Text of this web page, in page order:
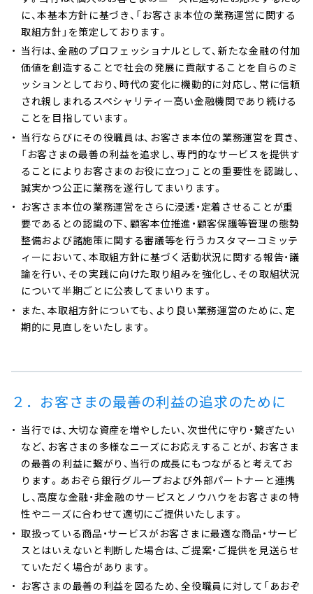
に、本基本方針に基づき、「お客さま本位の業務運営に関する
取組方針」を策定しております。
当行は、金融のプロフェッショナルとして、新たな金融の付加
価値を創造することで社会の発展に貢献することを自らのミ
ッションとしており、時代の変化に機動的に対応し、常に信頼
され親しまれるスペシャリティー高い金融機関であり続ける
ことを目指しています。
当行ならびにその役職員は、お客さま本位の業務運営を貫き､
「お客さまの最善の利益を追求し、専門的なサービスを提供す
ることによりお客さまのお役に立つ」ことの重要性を認識し、
誠実かつ公正に業務を遂行してまいります。
お客さま本位の業務運営をさらに浸透・定着させることが重
要であるとの認識の下、顧客本位推進・顧客保護等管理の態勢
整備および諸施策に関する審議等を行うカスタマーコミッテ
ィーにおいて、本取組方針に基づく活動状況に関する報告・議
論を行い、その実践に向けた取り組みを強化し、その取組状況
について半期ごとに公表してまいります。
また、本取組方針についても、より良い業務運営のために、定
期的に見直しをいたします。
２．お客さまの最善の利益の追求のために
当行では、大切な資産を増やしたい、次世代に守り・繋ぎたい
など、お客さまの多様なニーズにお応えすることが、お客さま
の最善の利益に繋がり、当行の成長にもつながると考えてお
ります。あおぞら銀行グループおよび外部パートナーと連携
し、高度な金融・非金融のサービスとノウハウをお客さまの特
性やニーズに合わせて適切にご提供いたします。
取扱っている商品・サービスがお客さまに最適な商品・サービ
スとはいえないと判断した場合は、ご提案・ご提供を見送らせ
ていただく場合があります。
お客さまの最善の利益を図るため、全役職員に対して「あおぞ